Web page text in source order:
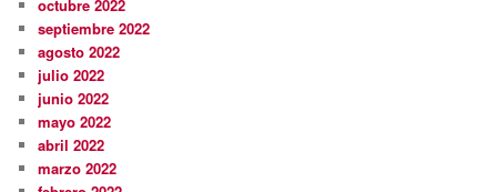
octubre 2022
septiembre 2022
agosto 2022
julio 2022
junio 2022
mayo 2022
abril 2022
marzo 2022